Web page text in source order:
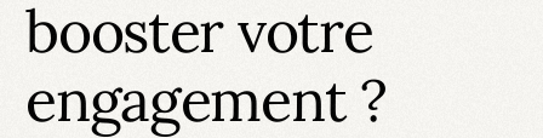
booster votre
engagement ?
HOT